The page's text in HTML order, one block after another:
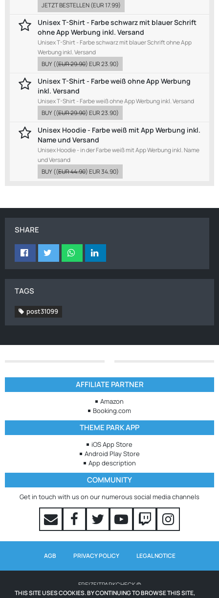
JETZT BESTELLEN(EUR 17.99)
Unisex T-Shirt - Farbe schwarz mit blauer Schrift
ohne App Werbung inkl. Versand
Unisex T-Shirt - Farbe schwarz mit blauer Schrift ohne App
Werbung inkl. Versand
BUY((EUR 29.90)EUR 23.90)
Unisex T-Shirt - Farbe weiß ohne App Werbung
inkl. Versand
Unisex T-Shirt - Farbe weiß ohne App Werbung inkl. Versand
BUY((EUR 29.90)EUR 23.90)
Unisex Hoodie - Farbe weiß mit App Werbung inkl.
Name und Versand
Unisex Hoodie - in der Farbe weiß mit App Werbung inkl. Name
und Versand
BUY((EUR 44.90)EUR 34.90)
SHARE
TAGS
post31099
AFFILIATE PARTNER
Amazon
Booking.com
THEME PARK APP
iOS App Store
Android Play Store
App description
COMMUNITY
Get in touch with us on our numerous social media channels
AGB PRIVACY POLICY LEGAL NOTICE
FREIZEITPARKCHECK ©
THIS SITE USES COOKIES. BY CONTINUING TO BROWSE THIS SITE,